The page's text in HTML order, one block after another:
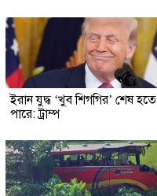
ইরান যুদ্ধ ‘খুব শিগগির’ শেষ হতে
পারে: ট্রাম্প